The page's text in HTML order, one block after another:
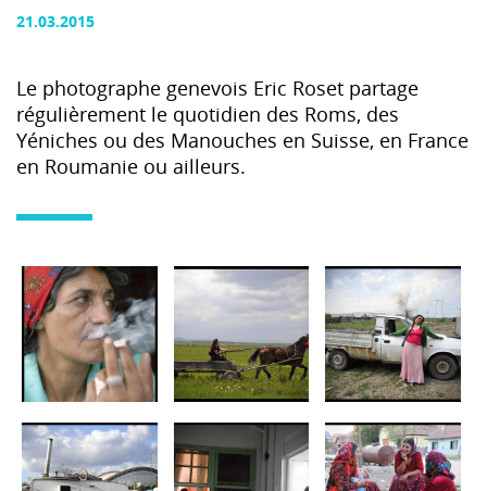
21.03.2015
Le photographe genevois Eric Roset partage
régulièrement le quotidien des Roms, des
Yéniches ou des Manouches en Suisse, en France
en Roumanie ou ailleurs.